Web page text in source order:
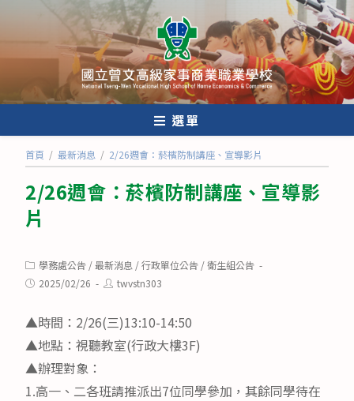
內
選單
首頁 / 最新消息 / 2/26週會：菸檳防制講座、宣導影片
2/26週會：菸檳防制講座、宣導影
片
Post
category:
學務處公告 /最新消息 /行政單位公告 /衛生組公告
Post2025/02/26
Posttwvstn303
▲時間：2/26(三)13:10-14:50
▲地點：視聽教室(行政大樓3F)
▲辦理對象：
1.高一、二各班請推派出7位同學參加，其餘同學待在